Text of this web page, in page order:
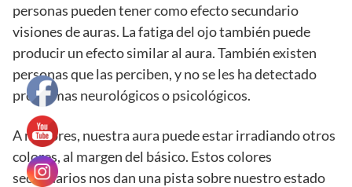
personas pueden tener como efecto secundario
visiones de auras. La fatiga del ojo también puede
producir un efecto similar al aura. También existen
personas que las perciben, y no se les ha detectado
problemas neurológicos o psicológicos.
A mayores, nuestra aura puede estar irradiando otros
colores, al margen del básico. Estos colores
secundarios nos dan una pista sobre nuestro estado